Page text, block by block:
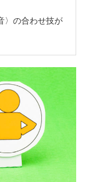
〉の合わせ技が